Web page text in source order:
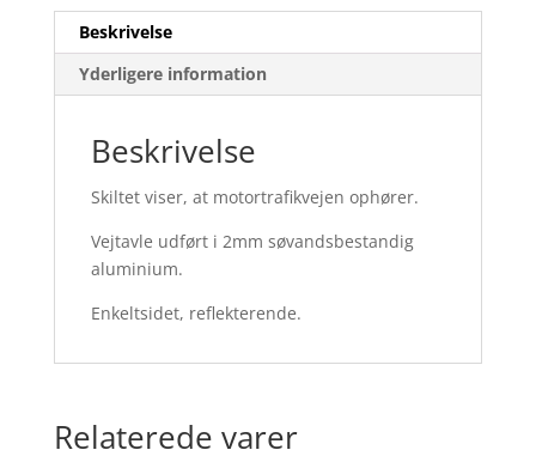
Beskrivelse
Yderligere information
Beskrivelse
Skiltet viser, at motortrafikvejen ophører.
Vejtavle udført i 2mm søvandsbestandig
aluminium.
Enkeltsidet, reflekterende.
Relaterede varer